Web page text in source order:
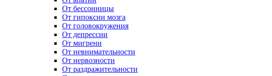
От бессонницы
От гипоксии мозга
От головокружения
От депрессии
От мигрени
От невнимательности
От нервозности
От раздражительности